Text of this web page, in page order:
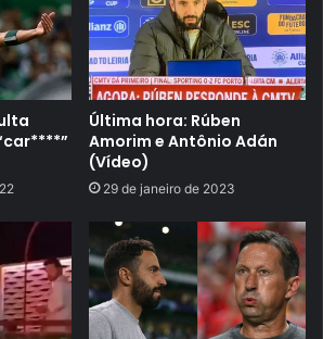
Última hora: Rúben
Amorim e Antônio Adán
(Vídeo)
29 de janeiro de 2023